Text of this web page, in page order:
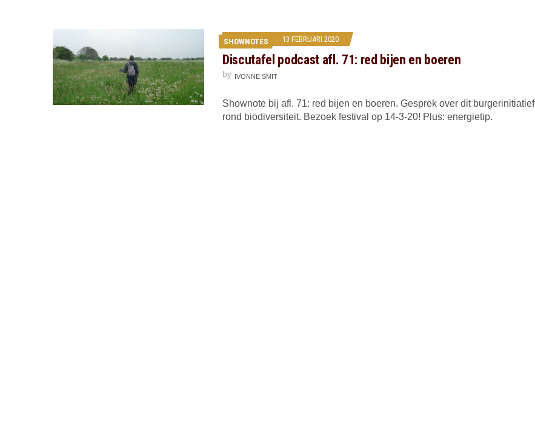
SHOWNOTES 13 FEBRUARI 2020
Discutafel podcast afl. 71: red bijen en boeren
by IVONNE SMIT
Shownote bij afl. 71: red bijen en boeren. Gesprek over dit burgerinitiatief
rond biodiversiteit. Bezoek festival op 14-3-20! Plus: energietip.